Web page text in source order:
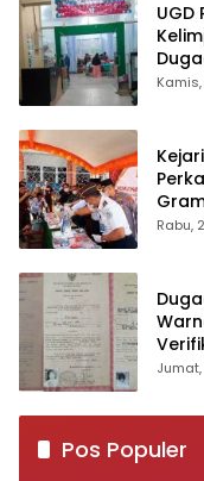
UGD
Rabu,
Pos Populer